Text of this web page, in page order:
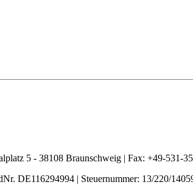
5 - 38108 Braunschweig | Fax: +49-531-
DE116294994 | Steuernummer: 13/220/